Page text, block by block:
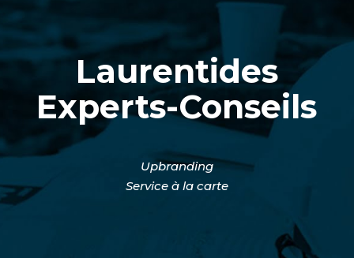
Laurentides
Experts-Conseils
Upbranding
Service à la carte